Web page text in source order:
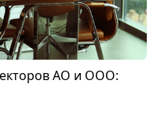
АО и ООО: